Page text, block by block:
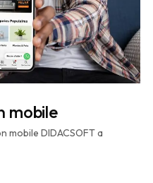
mobile
mobile DIDACSOFT a